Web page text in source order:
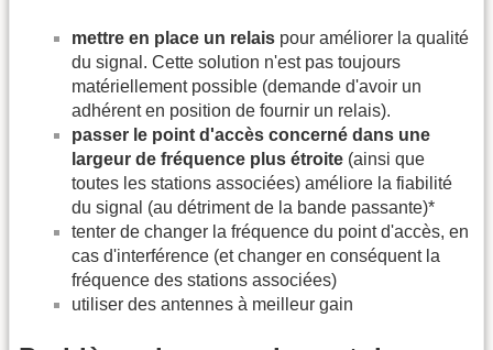
mettre en place un relais pour améliorer la qualité
du signal. Cette solution n'est pas toujours
matériellement possible (demande d'avoir un
adhérent en position de fournir un relais).
passer le point d'accès concerné dans une
largeur de fréquence plus étroite (ainsi que
toutes les stations associées) améliore la fiabilité
du signal (au détriment de la bande passante)*
tenter de changer la fréquence du point d'accès, en
cas d'interférence (et changer en conséquent la
fréquence des stations associées)
utiliser des antennes à meilleur gain